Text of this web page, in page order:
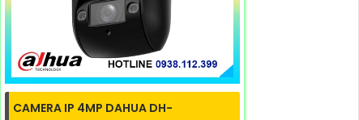
CAMERA IP 4MP DAHUA DH-